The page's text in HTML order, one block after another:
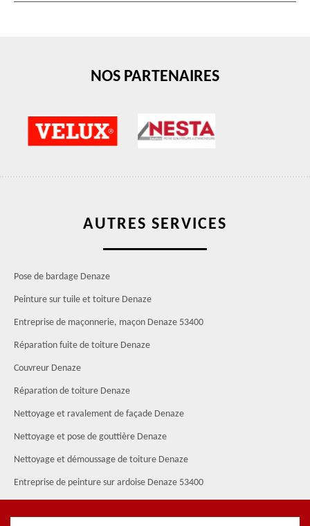
NOS PARTENAIRES
AUTRES SERVICES
Pose de bardage Denaze
Peinture sur tuile et toiture Denaze
Entreprise de maçonnerie, maçon Denaze 53400
Réparation fuite de toiture Denaze
Couvreur Denaze
Réparation de toiture Denaze
Nettoyage et ravalement de façade Denaze
Nettoyage et pose de gouttière Denaze
Nettoyage et démoussage de toiture Denaze
Entreprise de peinture sur ardoise Denaze 53400